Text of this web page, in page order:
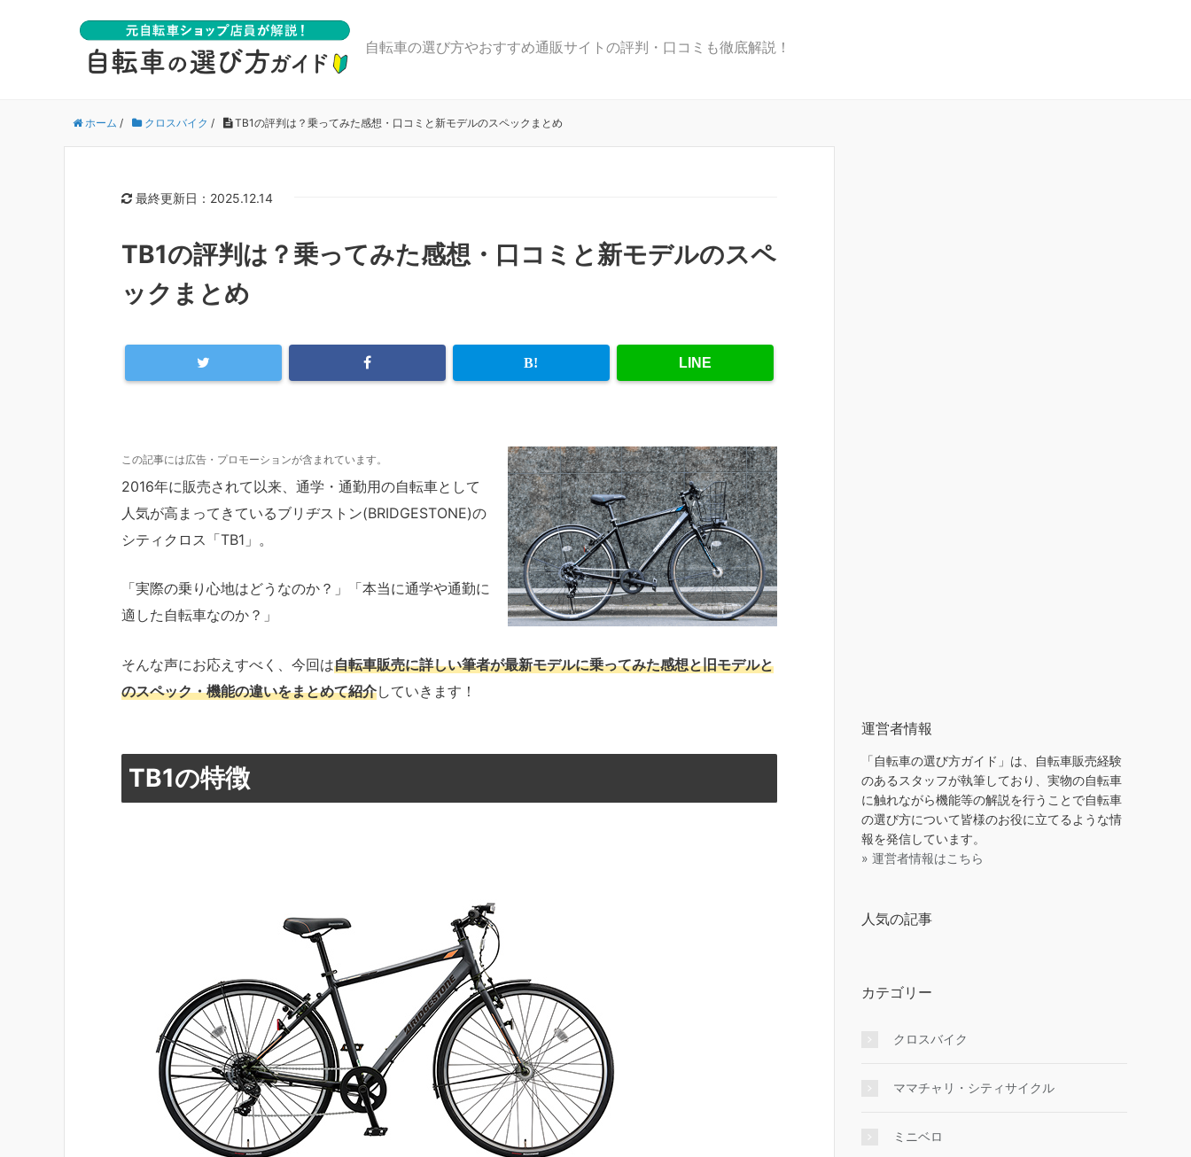
自転車の選び方やおすすめ通販サイトの評判・口コミも徹底解説！
ホーム / クロスバイク / TB1の評判は？乗ってみた感想・口コミと新モデルのスペックまとめ
最終更新日：2025.12.14
TB1の評判は？乗ってみた感想・口コミと新モデルのスペ
ックまとめ
この記事には広告・プロモーションが含まれています。
2016年に販売されて以来、通学・通勤用の自転車として
人気が高まってきているブリヂストン(BRIDGESTONE)の
シティクロス「TB1」。
「実際の乗り心地はどうなのか？」「本当に通学や通勤に
適した自転車なのか？」
そんな声にお応えすべく、今回は自転車販売に詳しい筆者が最新モデルに乗ってみた感想と旧モデルと
のスペック・機能の違いをまとめて紹介していきます！
TB1の特徴
運営者情報
「自転車の選び方ガイド」は、自転車販売経験
のあるスタッフが執筆しており、実物の自転車
に触れながら機能等の解説を行うことで自転車
の選び方について皆様のお役に立てるような情
報を発信しています。
» 運営者情報はこちら
人気の記事
カテゴリー
クロスバイク
ママチャリ・シティサイクル
ミニベロ